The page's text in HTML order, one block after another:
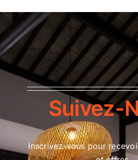
Suivez-
Inscrivez-vous pour